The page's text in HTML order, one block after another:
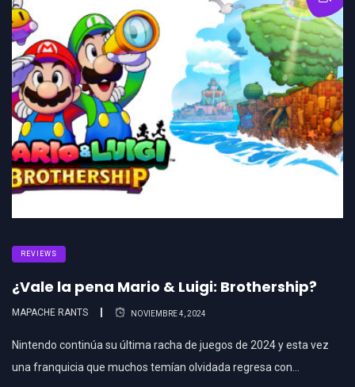
REVIEWS
¿Vale la pena Mario & Luigi: Brothership?
MAPACHE RANTS NOVIEMBRE 4, 2024
Nintendo continúa su última racha de juegos de 2024 y esta vez
una franquicia que muchos temían olvidada regresa con…